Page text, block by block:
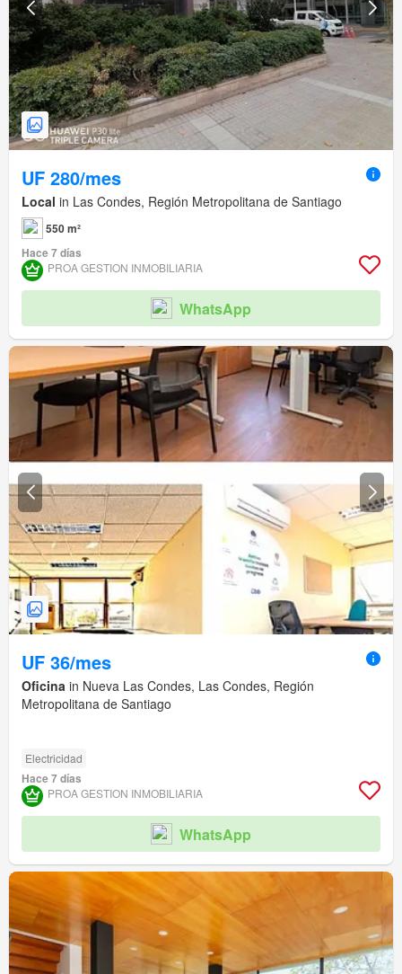
UF 280/mes
Local in Las Condes, Región Metropolitana de Santiago
550 m²
Hace 7 días
PROA GESTION INMOBILIARIA
WhatsApp
UF 36/mes
Oficina in Nueva Las Condes, Las Condes, Región
Metropolitana de Santiago
Electricidad
Hace 7 días
PROA GESTION INMOBILIARIA
WhatsApp